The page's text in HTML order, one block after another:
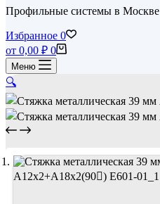
Профильные системы в Москве
Избранное 0
Корзина
от 0,00 ₽ 0
Меню
🔍